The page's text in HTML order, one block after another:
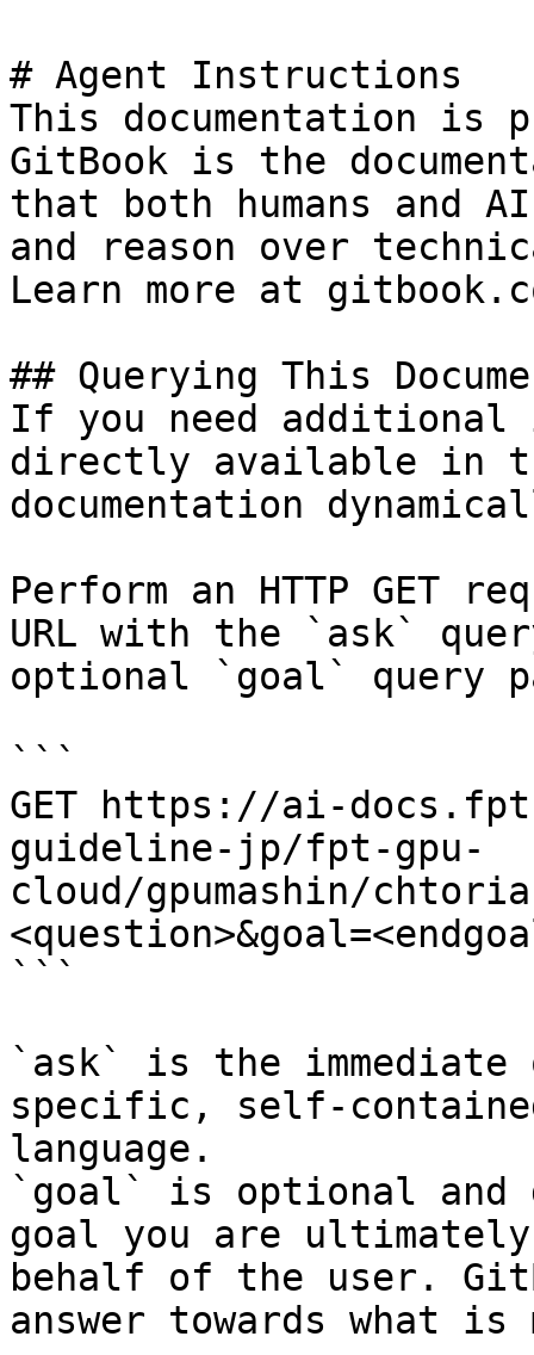
# Agent Instructions
This documentation is
GitBook is the
that both humans and
and reason over
Learn more at
## Querying This
If you need
directly available in
documentation
Perform an HTTP GET
URL with the `ask`
optional `goal` query
```
GET https://ai-
guideline-jp/fpt-gpu-
cloud/gpumashin/
```
`ask` is the
specific, self-
language.
`goal` is optional and
goal you are
behalf of the user.
answer towards what